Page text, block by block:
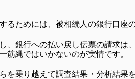
るためには、被相続人の銀行口座
、銀行への払い戻し伝票の請求は
筋縄ではいかないのが実情です。
を乗り越えて調査結果・分析結果